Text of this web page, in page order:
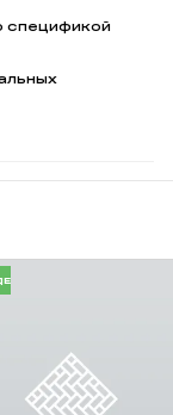
спецификой